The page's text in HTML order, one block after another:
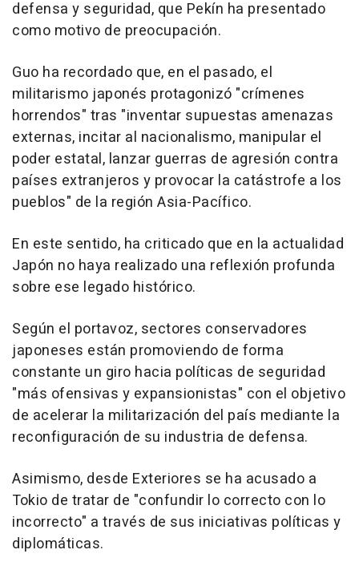
defensa y seguridad, que Pekín ha presentado
como motivo de preocupación.
Guo ha recordado que, en el pasado, el
militarismo japonés protagonizó "crímenes
horrendos" tras "inventar supuestas amenazas
externas, incitar al nacionalismo, manipular el
poder estatal, lanzar guerras de agresión contra
países extranjeros y provocar la catástrofe a los
pueblos" de la región Asia-Pacífico.
En este sentido, ha criticado que en la actualidad
Japón no haya realizado una reflexión profunda
sobre ese legado histórico.
Según el portavoz, sectores conservadores
japoneses están promoviendo de forma
constante un giro hacia políticas de seguridad
"más ofensivas y expansionistas" con el objetivo
de acelerar la militarización del país mediante la
reconfiguración de su industria de defensa.
Asimismo, desde Exteriores se ha acusado a
Tokio de tratar de "confundir lo correcto con lo
incorrecto" a través de sus iniciativas políticas y
diplomáticas.